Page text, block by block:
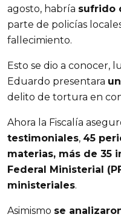
agosto, habría sufrido
parte de policías
fallecimiento.
Esto se dio a conocer,
Eduardo presentara
delito de tortura en
Ahora la Fiscalía
testimoniales, 45
materias, más de 35
Federal Ministerial
ministeriales.
Asimismo se